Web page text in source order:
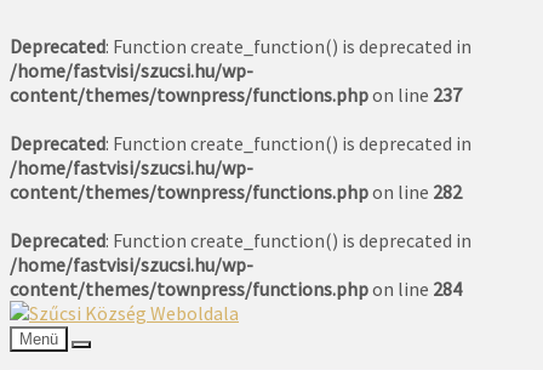
Deprecated: Function create_function() is deprecated in
/home/fastvisi/szucsi.hu/wp-
content/themes/townpress/functions.phpon line 237
Deprecated: Function create_function() is deprecated in
/home/fastvisi/szucsi.hu/wp-
content/themes/townpress/functions.phpon line 282
Deprecated: Function create_function() is deprecated in
/home/fastvisi/szucsi.hu/wp-
content/themes/townpress/functions.phpon line 284
Menü